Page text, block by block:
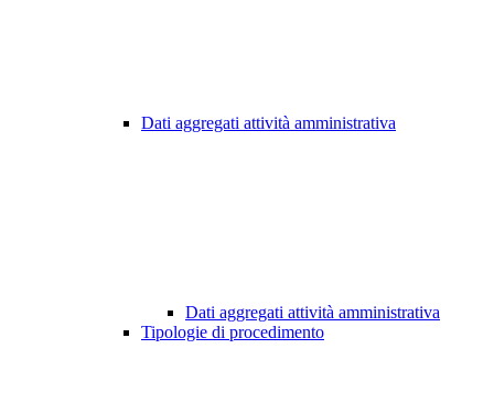
Dati aggregati attività amministrativa
Dati aggregati attività amministrativa
Tipologie di procedimento